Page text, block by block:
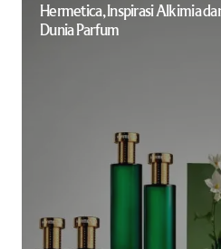
Hermetica, Inspirasi Alkimia
Dunia Parfum